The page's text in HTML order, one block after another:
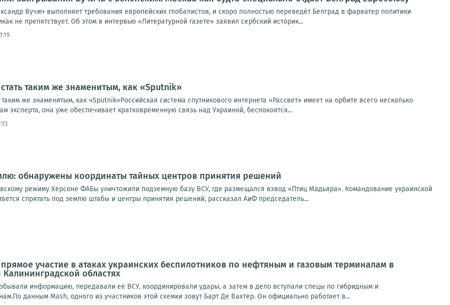
Вучич выполняет требования европейских глобалистов, и скоро полностью переведёт Белград в фарватер политики
не препятствует. Об этом в интервью «Литературной газете» заявил сербский историк...
таким же знаменитым, как «Sputnik»
же знаменитым, как «Sputnik»Российская система спутникового интернета «Рассвет» имеет на орбите всего несколько
эксперта, она уже обеспечивает кратковременную связь над Украиной, беспокоятся...
обнаружены координаты тайных центров принятия решений
режиму Херсоне ФАБы уничтожили подземную базу ВСУ, где размещался взвод «Птиц Мадьяра». Командование украинской
спрятать под землю штабы и центры принятия решений, рассказал АиФ председатель...
участие в атаках украинских беспилотников по нефтяным и газовым терминалам в
областях
информацию, передавали её ВСУ, координировали удары, а затем в дело вступали спецы по гибридным и
данным Mash, одного из участников этой схемки зовут Барт Де Вахтер. Он официально работает в...